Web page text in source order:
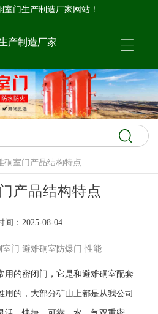
门生产制造厂家网站！
产制造厂家
硐室门产品结构特点
产品结构特点
间：2025-08-04
室门 避难硐室防爆门 性能
用的密闭门，它是和避难硐室配套
用的，大部分矿山上都是从我公司